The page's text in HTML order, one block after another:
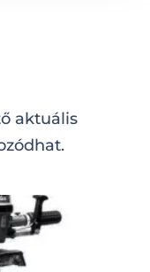
aktuális